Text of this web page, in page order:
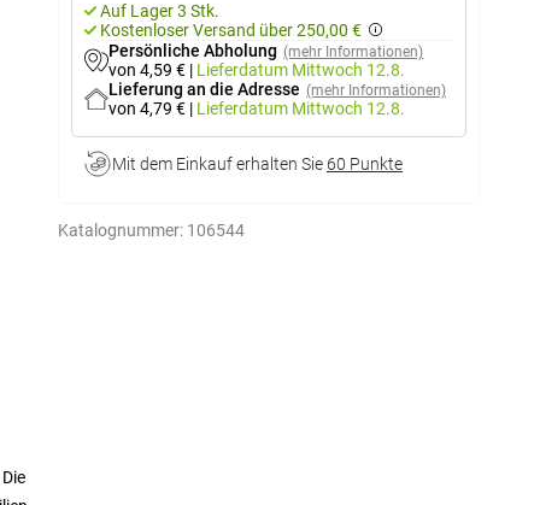
Auf Lager 3 Stk.
Kostenloser Versand über 250,00 €
Persönliche Abholung (mehr Informationen)
von 4,59 € | Lieferdatum Mittwoch 12.8.
Lieferung an die Adresse (mehr Informationen)
von 4,79 € | Lieferdatum Mittwoch 12.8.
Mit dem Einkauf erhalten Sie 60 Punkte
Katalognummer: 106544